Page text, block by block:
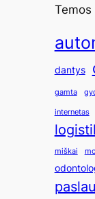
Temos
dantys
gamta
internetas
miškai